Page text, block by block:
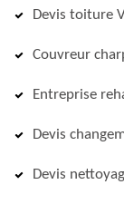
Devis toiture
Couvreur
Entreprise
Devis
Devis